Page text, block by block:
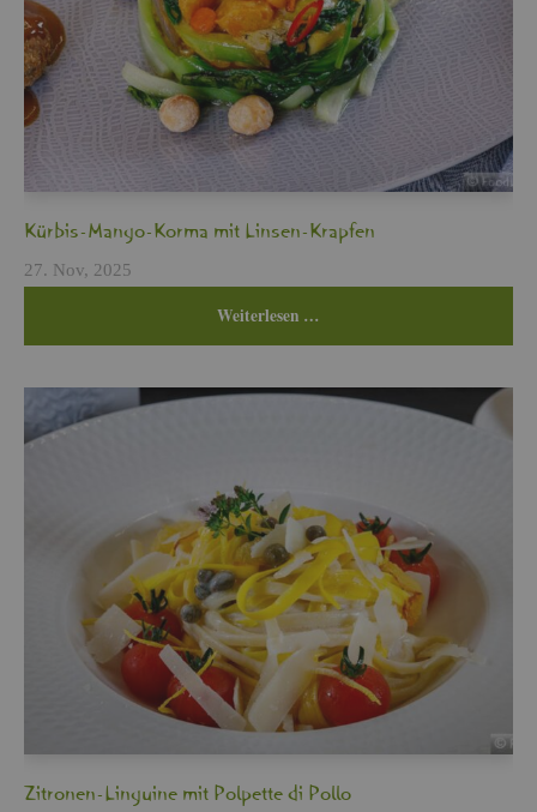
Kür­bis-Mango-Korma mit Lin­sen-Krap­fen
27. Nov, 2025
Wei­ter­le­sen …
Zi­tro­nen-Lin­gui­ne mit Pol­pet­te di Pollo